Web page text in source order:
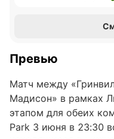
Превью
Матч между
Мадисон» в рамках
этапом для обеих
Park 3 июня в 23:30